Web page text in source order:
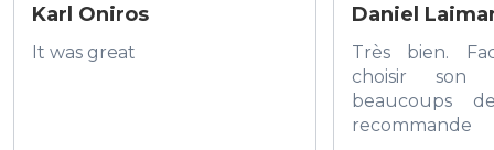
Karl Oniros
It was great
Daniel
Très bien.
choisir son
beaucoups
recommande